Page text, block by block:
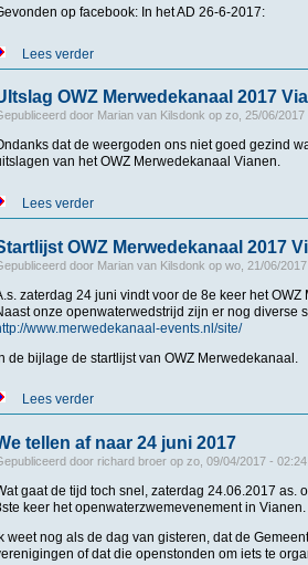
op facebook: In het AD 26-6-2017:
Lees verderover Genieten in het Merwedekanaal
OWZ Merwedekanaal 2017
door Marian van Kilsdonk op zo, 25/06/2017
dat de weergoden ons niet goed gezind
van het OWZ Merwedekanaal Vianen.
Lees verderover UItslag OWZ Merwedekanaal
OWZ Merwedekanaal 2017
door Marian van Kilsdonk op wo, 21/06/
zaterdag 24 juni vindt voor de 8e keer het
onze openwaterwedstrijd zijn er nog diverse
www.merwedekanaal-events.nl/site/
de bijlage de startlijst van OWZ Merwedekanaal.
Lees verderover Startlijst OWZ Merwedekanaal
tellen af naar 24 juni 2017
door richard broerop zo, 09/04/2017 - 02:24
gaat de tijd toch snel, zaterdag 24.06.2017 as.
keer het openwaterzwemevenement in Vianen.
weet nog als de dag van gisteren, dat de
of dat die openstonden om iets te